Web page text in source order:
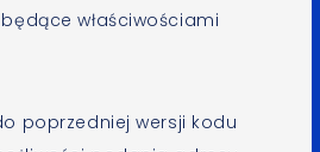
właściwościami
poprzedniej wersji kodu